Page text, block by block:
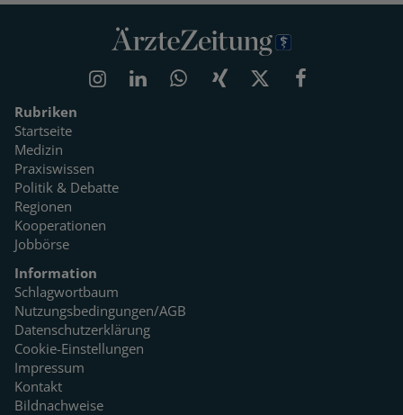
Rubriken
Startseite
Medizin
Praxiswissen
Politik & Debatte
Regionen
Kooperationen
Jobbörse
Information
Schlagwortbaum
Nutzungsbedingungen/AGB
Datenschutzerklärung
Cookie-Einstellungen
Impressum
Kontakt
Bildnachweise